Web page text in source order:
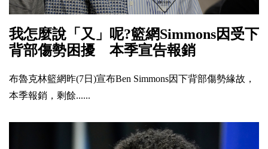
我怎麼說「又」呢?籃網Simmons因受下
背部傷勢困擾 本季宣告報銷
布魯克林籃網昨(7日)宣布Ben Simmons因下背部傷勢緣故，
本季報銷，剩餘......